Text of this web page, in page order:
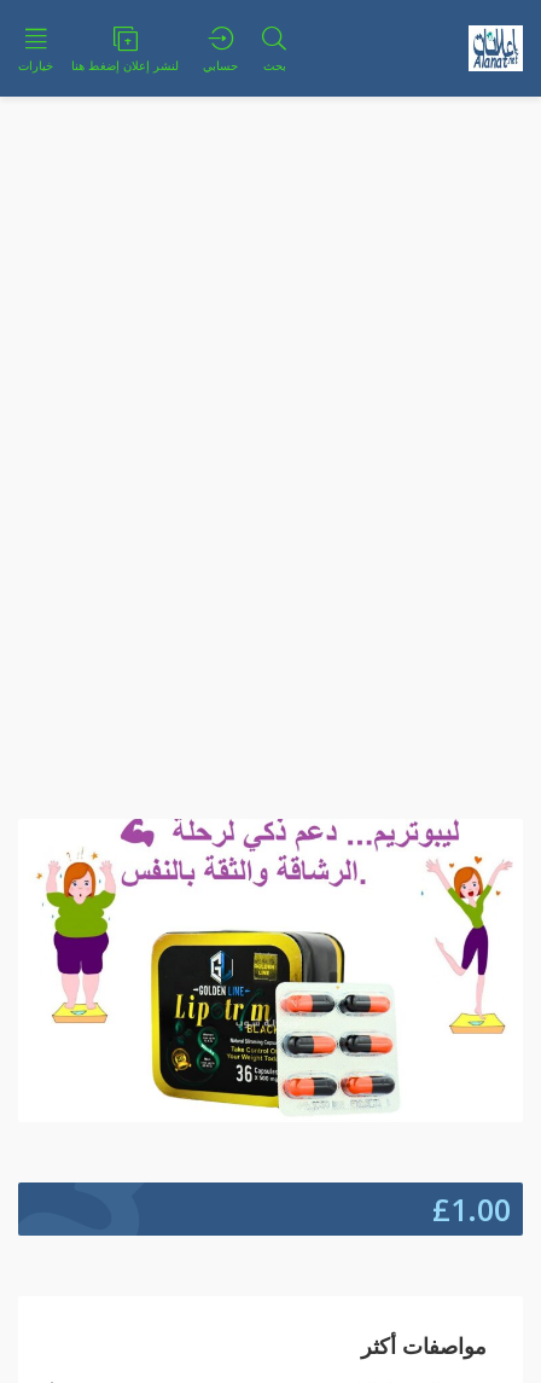
بحث حسابي لنشر إعلان إضغط هنا خيارات
£1.00
مواصفات أكثر